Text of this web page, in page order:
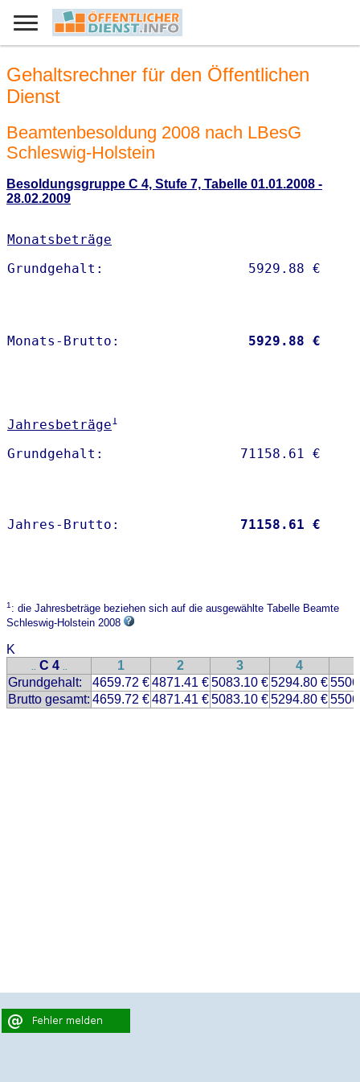
Gehaltsrechner für den Öffentlichen
Dienst
Beamtenbesoldung 2008 nach LBesG
Schleswig-Holstein
Besoldungsgruppe C 4, Stufe 7, Tabelle 01.01.2008 -
28.02.2009
Monatsbeträge
Monats-Brutto: 5929.88 €
Jahresbeträge1
Jahres-Brutto: 71158.61 €
1: die Jahresbeträge beziehen sich auf die ausgewählte Tabelle Beamte
Schleswig-Holstein 2008
K
.. C 4 .. 1 2 3 4
Grundgehalt:
4659.72 €4871.41 €5083.10 €5294.80 €
Brutto gesamt: 4659.72 €4871.41 €5083.10 €5294.80 €